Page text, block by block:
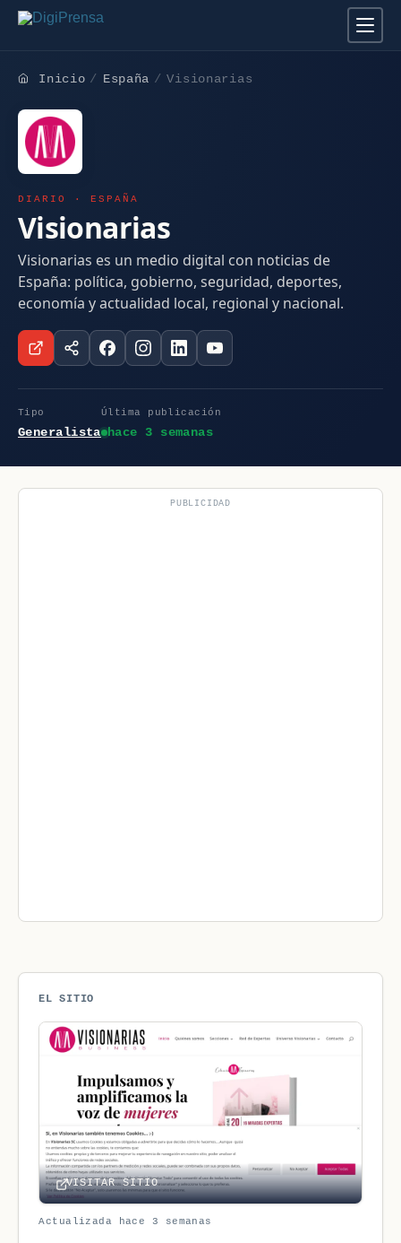
Inicio España Visionarias
DIARIO · ESPAÑA
Visionarias
Visionarias es un medio digital con noticias de
España: política, gobierno, seguridad, deportes,
economía y actualidad local, regional y nacional.
Tipo
Generalista
Última publicación
hace 3 semanas
PUBLICIDAD
EL SITIO
VISITAR SITIO
Actualizada hace 3 semanas